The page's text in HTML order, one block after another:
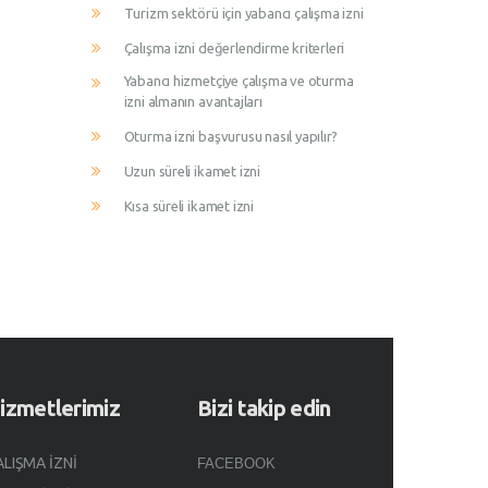
Turizm sektörü için yabancı çalışma izni
Çalışma izni değerlendirme kriterleri
Yabancı hizmetçiye çalışma ve oturma
izni almanın avantajları
Oturma izni başvurusu nasıl yapılır?
Uzun süreli ikamet izni
Kısa süreli ikamet izni
İZNI
Bizi takip edin
FACEBOOK